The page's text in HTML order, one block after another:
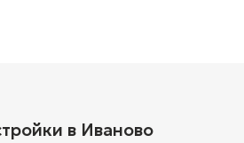
в Иваново